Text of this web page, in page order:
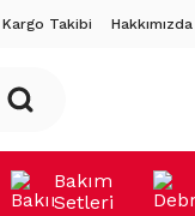
Kargo Takibi Hakkımızda
Bakım
Setleri